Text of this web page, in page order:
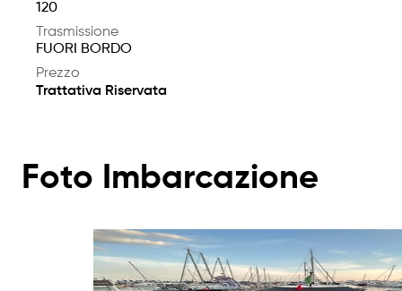
120
Trasmissione
FUORI BORDO
Prezzo
Trattativa Riservata
Foto Imbarcazione